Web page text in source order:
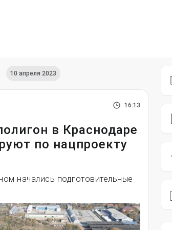
10 апреля 2023
16:13
в Краснодаре
по нацпроекту
начались подготовительные